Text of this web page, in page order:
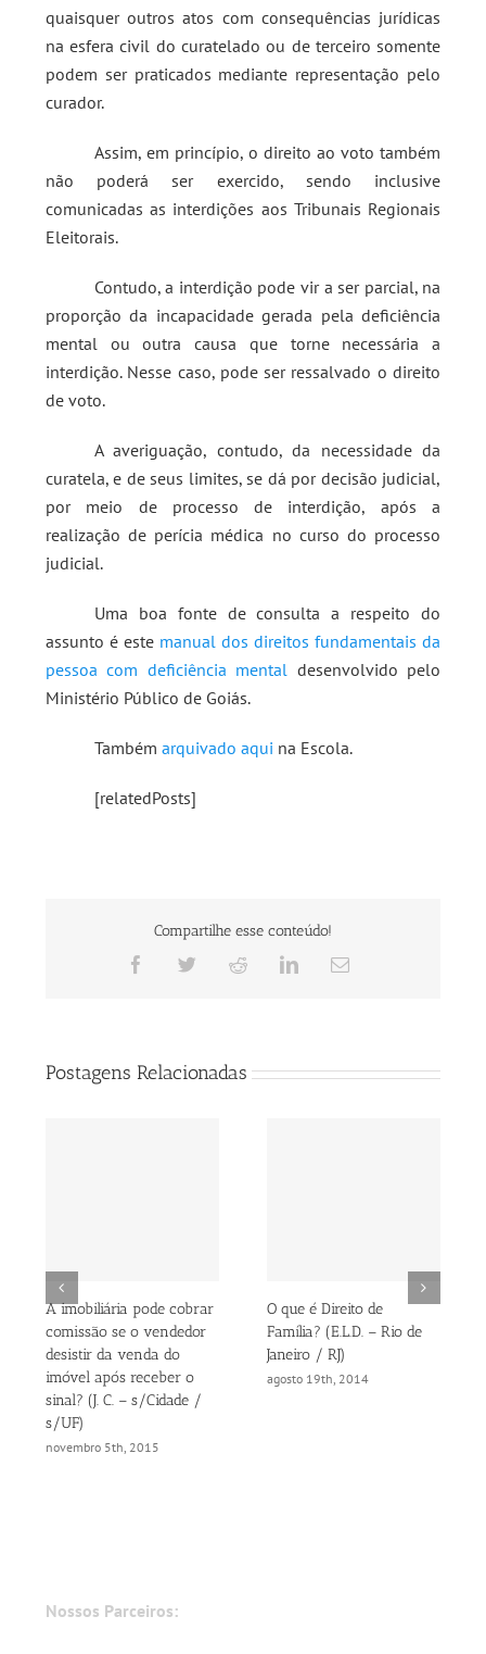
quaisquer outros atos com consequências jurídicas
na esfera civil do curatelado ou de terceiro somente
podem ser praticados mediante representação pelo
curador.
Assim, em princípio, o direito ao voto também
não poderá ser exercido, sendo inclusive
comunicadas as interdições aos Tribunais Regionais
Eleitorais.
Contudo, a interdição pode vir a ser parcial, na
proporção da incapacidade gerada pela deficiência
mental ou outra causa que torne necessária a
interdição. Nesse caso, pode ser ressalvado o direito
de voto.
A averiguação, contudo, da necessidade da
curatela, e de seus limites, se dá por decisão judicial,
por meio de processo de interdição, após a
realização de perícia médica no curso do processo
judicial.
Uma boa fonte de consulta a respeito do
assunto é este manual dos direitos fundamentais da
pessoa com deficiência mental desenvolvido pelo
Ministério Público de Goiás.
Também arquivado aqui na Escola.
[relatedPosts]
Compartilhe esse conteúdo!
FacebookTwitterRedditLinkedIn
E-
Postagens Relacionadas
A imobiliária pode cobrar
comissão se o vendedor
desistir da venda do
imóvel após receber o
sinal? (J. C. – s/Cidade /
s/UF)
novembro 5th, 2015
O que é Direito de
Família? (E.L.D. – Rio de
Janeiro / RJ)
agosto 19th, 2014
Nossos Parceiros: